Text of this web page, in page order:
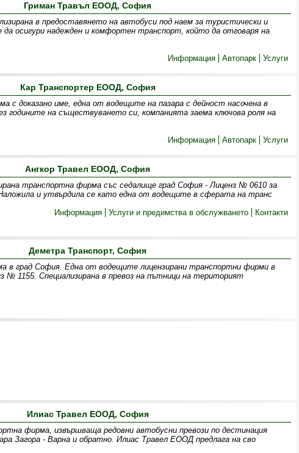
Гриман Травъл ЕООД, София
в предоставянето на автобуси под наем за туристически и
осигури надежден и комфортен транспорт, който да отговаря на
Информация
Автопарк Услуги
Кар Транспортер ЕООД, София
с доказано име, една от водещите на пазара с дейност насочена в
годините на съществуването си, компанията заема ключова роля на
Информация
Автопарк Услуги
Ангкор Травел ЕООД, София
транспортна фирма със седалище град София - Лиценз № 0610 за
и утвърдила се като една от водещите в сферата на транс
Информация
Услуги и предимства в обслужването Контакти
Деметра Транспорт, София
град София. Една от водещите лицензирани транспортни фирми в
№ 1155. Специализирана в превоз на пътници на територият
Илиас Травел ЕООД, София
фирма, извършваща редовни автобусни превози по дестинация
Загора - Варна и обратно. Илиас Травел ЕООД предлага на сво